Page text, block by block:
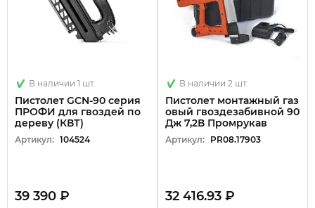
В наличии 1 шт.
Пистолет GCN-90 серия
ПРОФИ для гвоздей по
дереву (КВТ)
Артикул: 104524
39 390 ₽
В наличии 2 шт.
Пистолет монтажный газ
овый гвоздезабивной 90
Дж 7,2В Промрукав
Артикул: PR08.17903
32 416.93 ₽